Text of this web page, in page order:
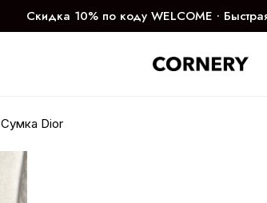
Скидка 10% по коду WELCOME ∙
Сумка Dior